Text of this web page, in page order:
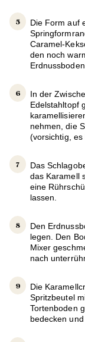
Die Form auf
Caramel-
den noch
In der
Edelstahltopf
nehmen, die
(vorsichtig,
Das
das Karamell
eine
lassen.
Den
legen. Den
Mixer
nach
Die
Spritzbeutel
Tortenboden
bedecken